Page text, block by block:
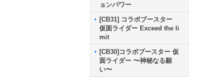
ョンパワー
[CB31] コラボブースター
仮面ライダー Exceed the li
mit
[CB30]コラボブースター 仮
面ライダー 〜神秘なる願
い〜